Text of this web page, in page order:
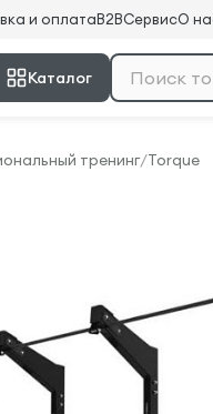
и оплатаB2BСервисО
Каталог
тренинг/Torque